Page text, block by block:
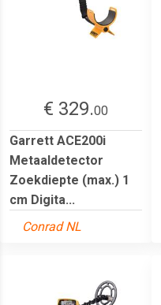
€ 329.00
Garrett ACE200i
Metaaldetector
Zoekdiepte (max.) 1
cm Digita...
Conrad NL